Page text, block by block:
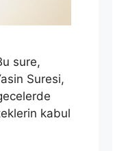
sure,
Suresi,
kabul